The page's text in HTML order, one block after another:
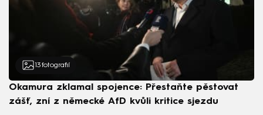
13 fotografií
Okamura zklamal spojence: Přestaňte pěstovat
zášť, zní z německé AfD kvůli kritice sjezdu